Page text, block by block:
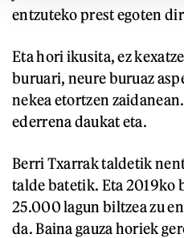
entzuteko prest egoten
Eta hori ikusita, ez
buruari, neure buruaz
nekea etortzen
ederrena daukat eta.
Berri Txarrak taldetik
talde batetik. Eta 2019ko
25.000 lagun biltzea zu
da. Baina gauza horiek